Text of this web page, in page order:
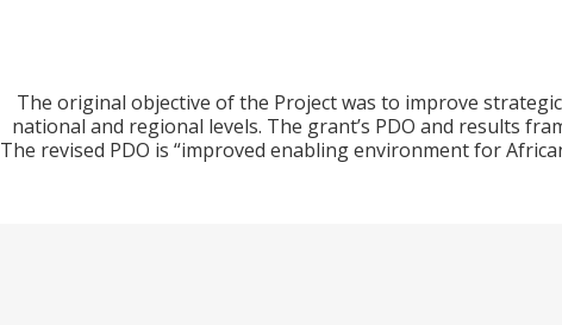
The original objective of the Project was to improve
national and regional levels. The grant’s PDO and results
The revised PDO is “improved enabling environment for